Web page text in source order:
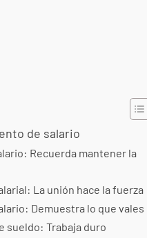
de salario
Recuerda mantener la
La unión hace la fuerza
Demuestra lo que vales
sueldo: Trabaja duro